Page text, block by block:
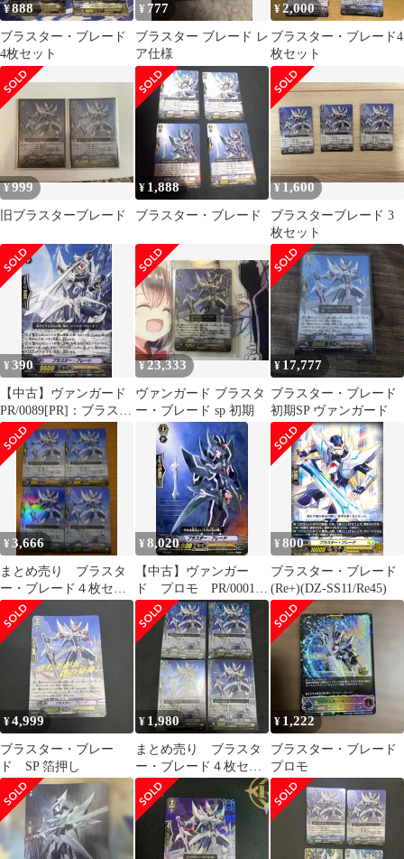
¥888
ブラスター・ブレード
4枚セット
¥ 777
ブラスター ブレード レ
ア仕様
¥2,000
ブラスター・ブレード4
枚セット
¥999
旧ブラスターブレード
¥ 1,888
ブラスター・ブレード
¥1,600
ブラスターブレード 3
枚セット
¥390
【中古】ヴァンガード
PR/0089[PR]：ブラスタ
ー・ブレード(R仕様)
¥23,333
ヴァンガード ブラスタ
ー・ブレード sp 初期
¥ 17,777
ブラスター・ブレード
初期SP ヴァンガード
¥3,666
まとめ売り ブラスタ
ー・ブレード４枚セッ
ト
¥8,020
【中古】ヴァンガー
ド プロモ PR/0001
ブラスター・ブレード
¥800
ブラスター・ブレード
(Re+)(DZ-SS11/Re45)
¥4,999
ブラスター・ブレー
ド SP 箔押し
¥ 1,980
まとめ売り ブラスタ
ー・ブレード４枚セッ
ト
¥ 1,222
ブラスター・ブレード
プロモ